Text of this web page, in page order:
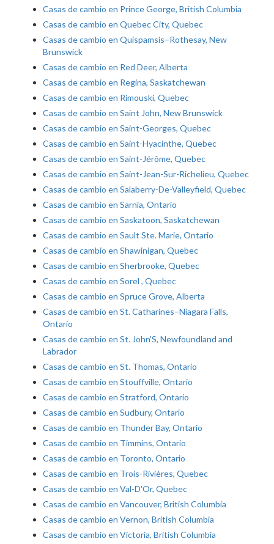
Casas de cambio en Prince George, British Columbia
Casas de cambio en Quebec City, Quebec
Casas de cambio en Quispamsis–Rothesay, New
Brunswick
Casas de cambio en Red Deer, Alberta
Casas de cambio en Regina, Saskatchewan
Casas de cambio en Rimouski, Quebec
Casas de cambio en Saint John, New Brunswick
Casas de cambio en Saint-Georges, Quebec
Casas de cambio en Saint-Hyacinthe, Quebec
Casas de cambio en Saint-Jérôme, Quebec
Casas de cambio en Saint-Jean-Sur-Richelieu, Quebec
Casas de cambio en Salaberry-De-Valleyfield, Quebec
Casas de cambio en Sarnia, Ontario
Casas de cambio en Saskatoon, Saskatchewan
Casas de cambio en Sault Ste. Marie, Ontario
Casas de cambio en Shawinigan, Quebec
Casas de cambio en Sherbrooke, Quebec
Casas de cambio en Sorel , Quebec
Casas de cambio en Spruce Grove, Alberta
Casas de cambio en St. Catharines–Niagara Falls,
Ontario
Casas de cambio en St. John'S, Newfoundland and
Labrador
Casas de cambio en St. Thomas, Ontario
Casas de cambio en Stouffville, Ontario
Casas de cambio en Stratford, Ontario
Casas de cambio en Sudbury, Ontario
Casas de cambio en Thunder Bay, Ontario
Casas de cambio en Timmins, Ontario
Casas de cambio en Toronto, Ontario
Casas de cambio en Trois-Rivières, Quebec
Casas de cambio en Val-D'Or, Quebec
Casas de cambio en Vancouver, British Columbia
Casas de cambio en Vernon, British Columbia
Casas de cambio en Victoria, British Columbia